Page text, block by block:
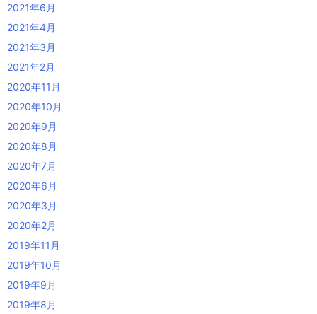
2021年6月
2021年4月
2021年3月
2021年2月
2020年11月
2020年10月
2020年9月
2020年8月
2020年7月
2020年6月
2020年3月
2020年2月
2019年11月
2019年10月
2019年9月
2019年8月